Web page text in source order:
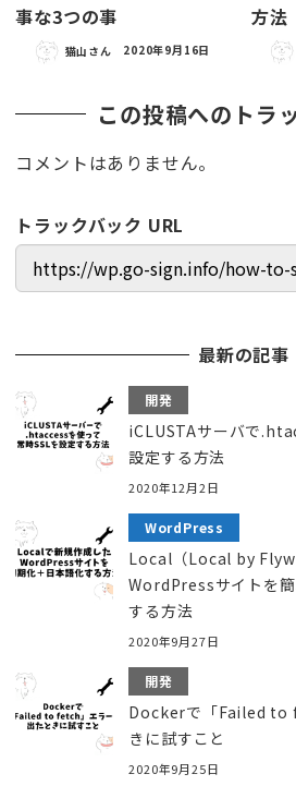
事な3つの事
猫山さん 2020年9月16日
方法
この投稿へのトラ
コメントはありません。
トラックバック URL
最新の記事
開発
iCLUSTAサーバで
設定する方法
2020年12月2日
WordPress
Local（Local by
WordPressサイトを
する方法
2020年9月27日
開発
Dockerで「Failed to
きに試すこと
2020年9月25日